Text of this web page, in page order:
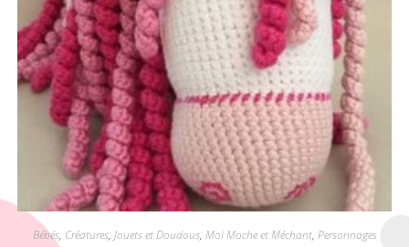
Bébés, Créatures, Jouets et Doudous, Moi Moche et Méchant, Personnages